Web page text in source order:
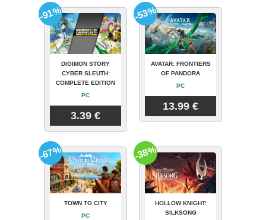
DIGIMON STORY
CYBER SLEUTH:
COMPLETE EDITION
PC
3.39 €
-91%
AVATAR: FRONTIERS
OF PANDORA
PC
13.99 €
-53%
TOWN TO CITY
PC
-67%
HOLLOW KNIGHT:
SILKSONG
-38%